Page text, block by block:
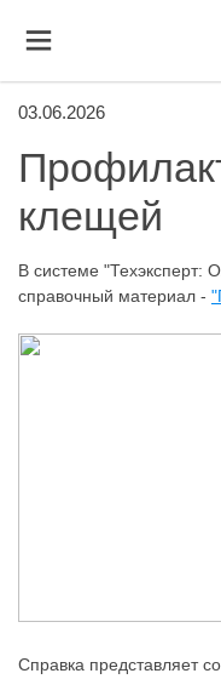
03.06.2026
клещей
В системе "Техэксперт:
справочный материал -
Справка представляет